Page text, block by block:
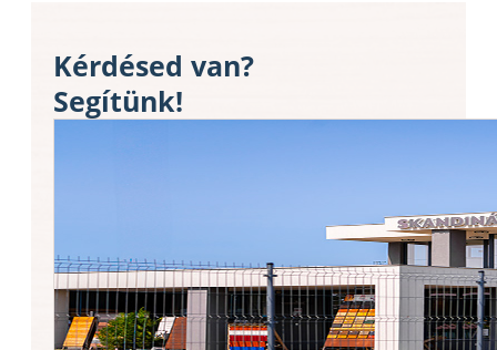
Kérdésed van?
Segítünk!